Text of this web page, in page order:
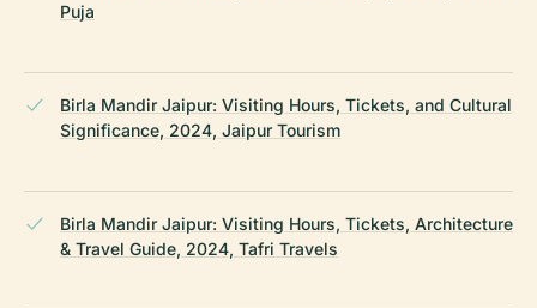
Puja
Birla Mandir Jaipur: Visiting Hours, Tickets, and Cultural
Significance, 2024, Jaipur Tourism
Birla Mandir Jaipur: Visiting Hours, Tickets, Architecture
& Travel Guide, 2024, Tafri Travels